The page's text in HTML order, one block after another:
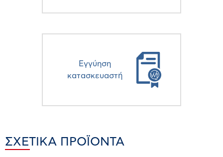
Eγγύηση
κατασκευαστή
ΣΧΕΤΙΚΆ ΠΡΟΪΌΝΤΑ